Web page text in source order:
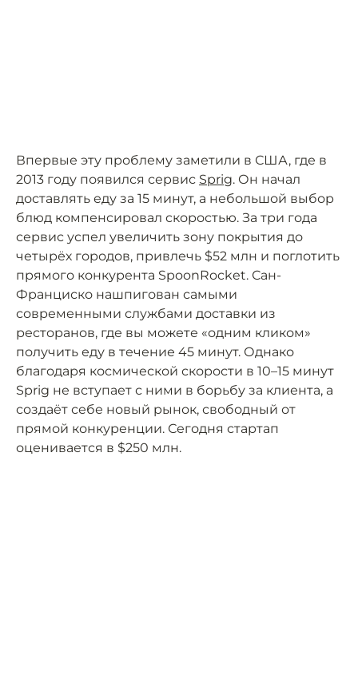
Впервые эту проблему заметили в США, где в
2013 году появился сервис Sprig. Он начал
доставлять еду за 15 минут, а небольшой выбор
блюд компенсировал скоростью. За три года
сервис успел увеличить зону покрытия до
четырёх городов, привлечь $52 млн и поглотить
прямого конкурента SpoonRocket. Сан-
Франциско нашпигован самыми
современными службами доставки из
ресторанов, где вы можете «одним кликом»
получить еду в течение 45 минут. Однако
благодаря космической скорости в 10–15 минут
Sprig не вступает с ними в борьбу за клиента, а
создаёт себе новый рынок, свободный от
прямой конкуренции. Сегодня стартап
оценивается в $250 млн.